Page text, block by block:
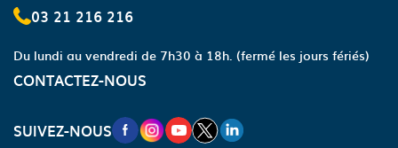
03 21 216 216
Du lundi au vendredi de 7h30 à 18h. (fermé les jours fériés)
CONTACTEZ-NOUS
SUIVEZ-NOUSNOUVELLE FENÊTRE VERS LA PAGE
NOUVELLE FENÊTRE VERS LA
NOUVELLE FENÊTRE VERS LA
NOUVELLE FENÊTRE VERS
NOUVELLE FENÊTRE